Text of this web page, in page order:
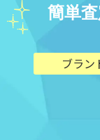
簡単
ブラン